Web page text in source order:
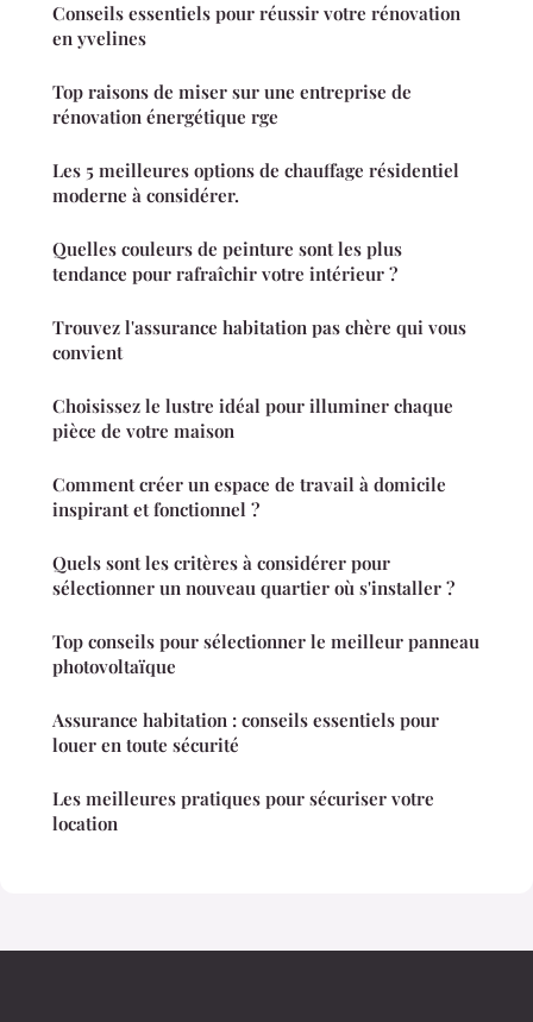
Conseils essentiels pour réussir votre rénovation
en yvelines
Top raisons de miser sur une entreprise de
rénovation énergétique rge
Les 5 meilleures options de chauffage résidentiel
moderne à considérer.
Quelles couleurs de peinture sont les plus
tendance pour rafraîchir votre intérieur ?
Trouvez l'assurance habitation pas chère qui vous
convient
Choisissez le lustre idéal pour illuminer chaque
pièce de votre maison
Comment créer un espace de travail à domicile
inspirant et fonctionnel ?
Quels sont les critères à considérer pour
sélectionner un nouveau quartier où s'installer ?
Top conseils pour sélectionner le meilleur panneau
photovoltaïque
Assurance habitation : conseils essentiels pour
louer en toute sécurité
Les meilleures pratiques pour sécuriser votre
location